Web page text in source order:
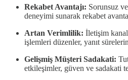
Rekabet Avantajı: Sorunsuz
deneyimi sunarak rekabet
Artan Verimlilik: İletişim
işlemleri düzenler, yanıt
Gelişmiş Müşteri Sadakati:
etkileşimler, güven ve sadakati